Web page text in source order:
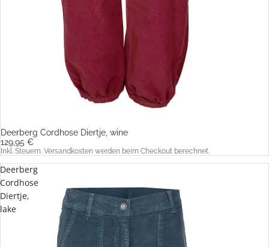
Deerberg Cordhose Diertje, wine
129,95 €
Inkl. Steuern. Versandkosten werden beim Checkout berechnet.
Deerberg
Cordhose
Diertje,
lake